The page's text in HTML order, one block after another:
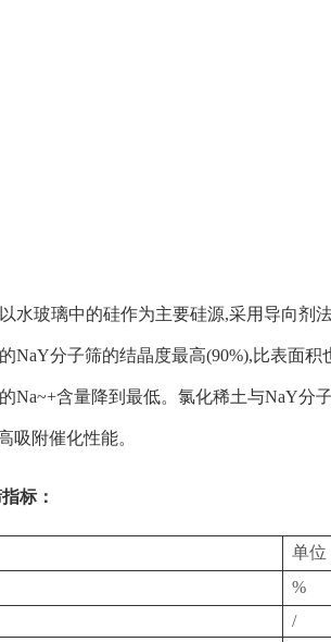
以水玻璃中的硅作为主要硅源,采用导向剂
NaY分子筛的结晶度最高(90%),比表面
Na~+含量降到最低。氯化稀土与NaY分
吸附催化性能。
标：
单位
%
/